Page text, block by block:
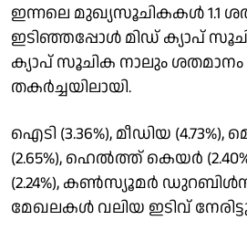
ഇന്നലെ മുഖ്യസൂചികകൾ 1.1
ഇടിഞ്ഞപ്പോൾ മിഡ് ക്യാപ്
ക്യാപ് സൂചിക നാലും
തകർച്ചയിലായി.
ഐടി (3.36%), മീഡിയ (4.73%),
(2.65%), ഹെൽത്ത് കെയർ
(2.24%), കൺസ്യൂമർ ഡുറബിൾസ്
മേഖലകൾ വലിയ ഇടിവ്